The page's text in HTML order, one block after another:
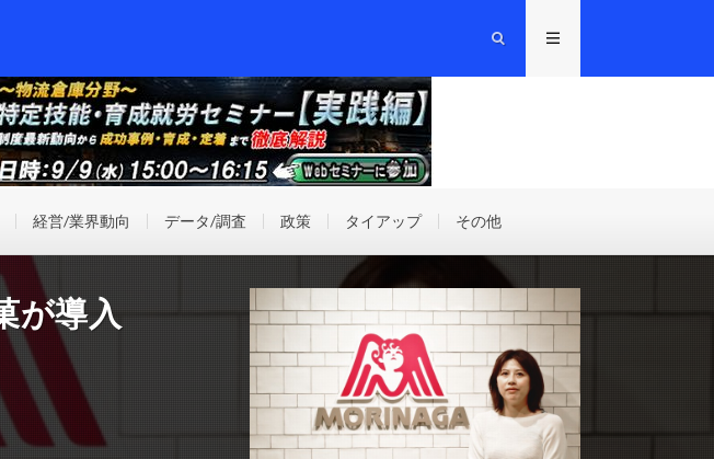
経営/業界動向 データ/調査 政策 タイアップ その他
が導入